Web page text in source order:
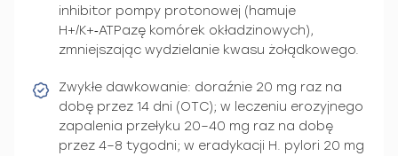
inhibitor pompy protonowej (hamuje
H+/K+‑ATPazę komórek okładzinowych),
zmniejszając wydzielanie kwasu żołądkowego.
Zwykłe dawkowanie: doraźnie 20 mg raz na
dobę przez 14 dni (OTC); w leczeniu erozyjnego
zapalenia przełyku 20–40 mg raz na dobę
przez 4–8 tygodni; w eradykacji H. pylori 20 mg